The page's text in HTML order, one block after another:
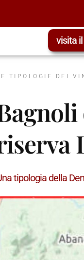
visita
TIPOLOGIE DEI
tipologia della